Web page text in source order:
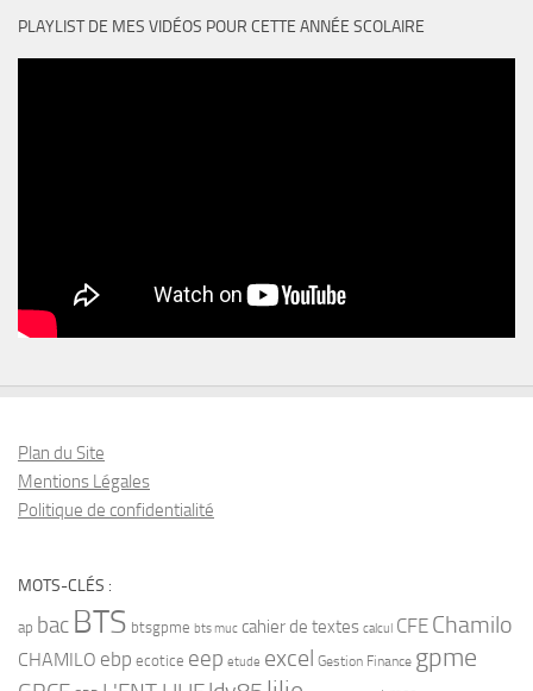
PLAYLIST DE MES VIDÉOS POUR CETTE ANNÉE SCOLAIRE
Plan du Site
Mentions Légales
Politique de confidentialité
MOTS-CLÉS :
ap bac BTS btsgpme bts muc cahier de textes calcul CFE Chamilo
CHAMILO ebp ecotice eep etude excel Gestion Finance gpme